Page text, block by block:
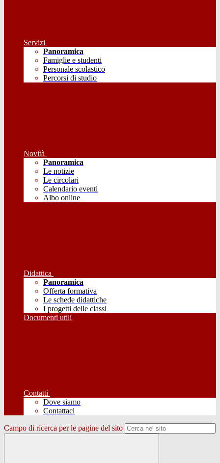
Servizi
Panoramica
Famiglie e studenti
Personale scolastico
Percorsi di studio
Novità
Panoramica
Le notizie
Le circolari
Calendario eventi
Albo online
Didattica
Panoramica
Offerta formativa
Le schede didattiche
I progetti delle classi
Documenti utili
Contatti
Dove siamo
Contattaci
Campo di ricerca per le pagine del sito